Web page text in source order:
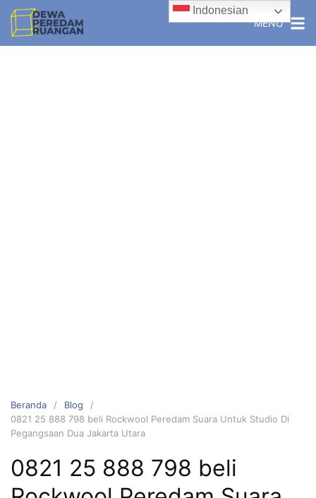
MENU
Beranda
Blog
0821 25 888 798 beli Rockwool Peredam Suara Untuk Studio Di
Pegangsaan Dua Jakarta Utara
0821 25 888 798 beli
Indonesian